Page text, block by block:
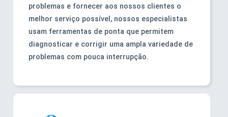
problemas e fornecer aos nossos clientes o
melhor serviço possível, nossos especialistas
usam ferramentas de ponta que permitem
diagnosticar e corrigir uma ampla variedade de
problemas com pouca interrupção.